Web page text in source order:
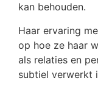
kan behouden.
Haar ervaring
op hoe ze haar
als relaties en
subtiel verwerkt